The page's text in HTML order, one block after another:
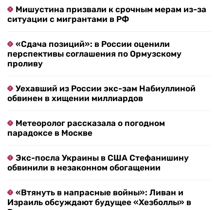
Мишустина призвали к срочным мерам из-за
ситуации с мигрантами в РФ
«Сдача позиций»: в России оценили
перспективы соглашения по Ормузскому
проливу
Уехавший из России экс-зам Набиуллиной
обвинен в хищении миллиардов
Метеоролог рассказала о погодном
парадоксе в Москве
Экс-посла Украины в США Стефанишину
обвинили в незаконном обогащении
«Втянуть в напрасные войны»: Ливан и
Израиль обсуждают будущее «Хезболлы» в